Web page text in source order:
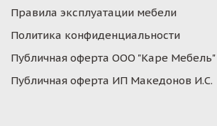
просто мы проводим эксперимент по
кресла или стула. Мебель, кафе,
многообещающее начало! Уверены,
сможете найти ту модель, которая
Правила эксплуатации мебели
Политика конфиденциальности
Публичная оферта ООО "Каре Мебель"
Публичная оферта ИП Македонов И.С.